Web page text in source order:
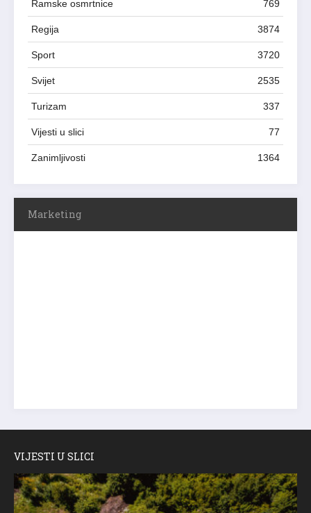
Ramske osmrtnice 769
Regija 3874
Sport 3720
Svijet 2535
Turizam 337
Vijesti u slici 77
Zanimljivosti 1364
Marketing
VIJESTI U SLICI